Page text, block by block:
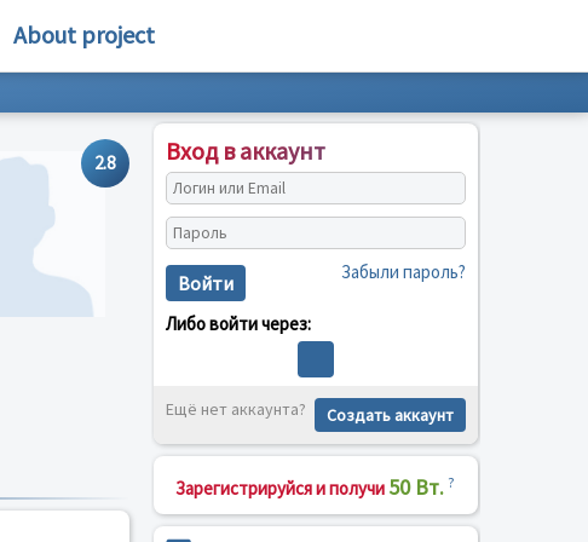
About project
2.8
Вход в аккаунт
Войти Забыли пароль?
Либо войти через:
Ещё нет аккаунта? Создать аккаунт
Зарегистрируйся и получи 50 Вт. ?